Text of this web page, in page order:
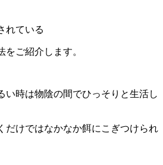
れている
をご紹介します。
い時は物陰の間でひっそりと生活し
だけではなかなか餌にこぎつけられ